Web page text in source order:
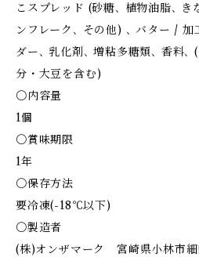
こスプレッド (砂糖､ 植物油脂､ き
ンフレーク､ その他) ､ バター / 加
ダー､ 乳化剤､ 増粘多糖類､ 香料､
分・大豆を含む)
〇内容量
1個
〇賞味期限
1年
〇保存方法
要冷凍(-18℃以下)
〇製造者
(株)オンザマーク 宮崎県小林市